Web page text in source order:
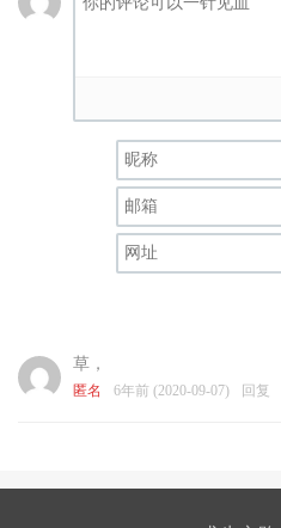
草，
匿名 6年前 (2020-09-07) 回复